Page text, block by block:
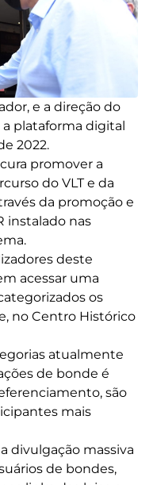
e a direção do
a plataforma digital
2022.
promover a
do VLT e da
da promoção e
instalado nas
deste
acessar uma
os
no Centro Histórico
atualmente
de bonde é
são
mais
divulgação massiva
de bondes,